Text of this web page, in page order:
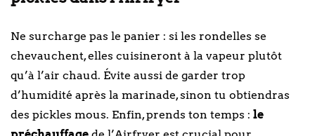
Ne surcharge pas le panier : si les rondelles se
chevauchent, elles cuisineront à la vapeur plutôt
qu’à l’air chaud. Évite aussi de garder trop
d’humidité après la marinade, sinon tu obtiendras
des pickles mous. Enfin, prends ton temps : le